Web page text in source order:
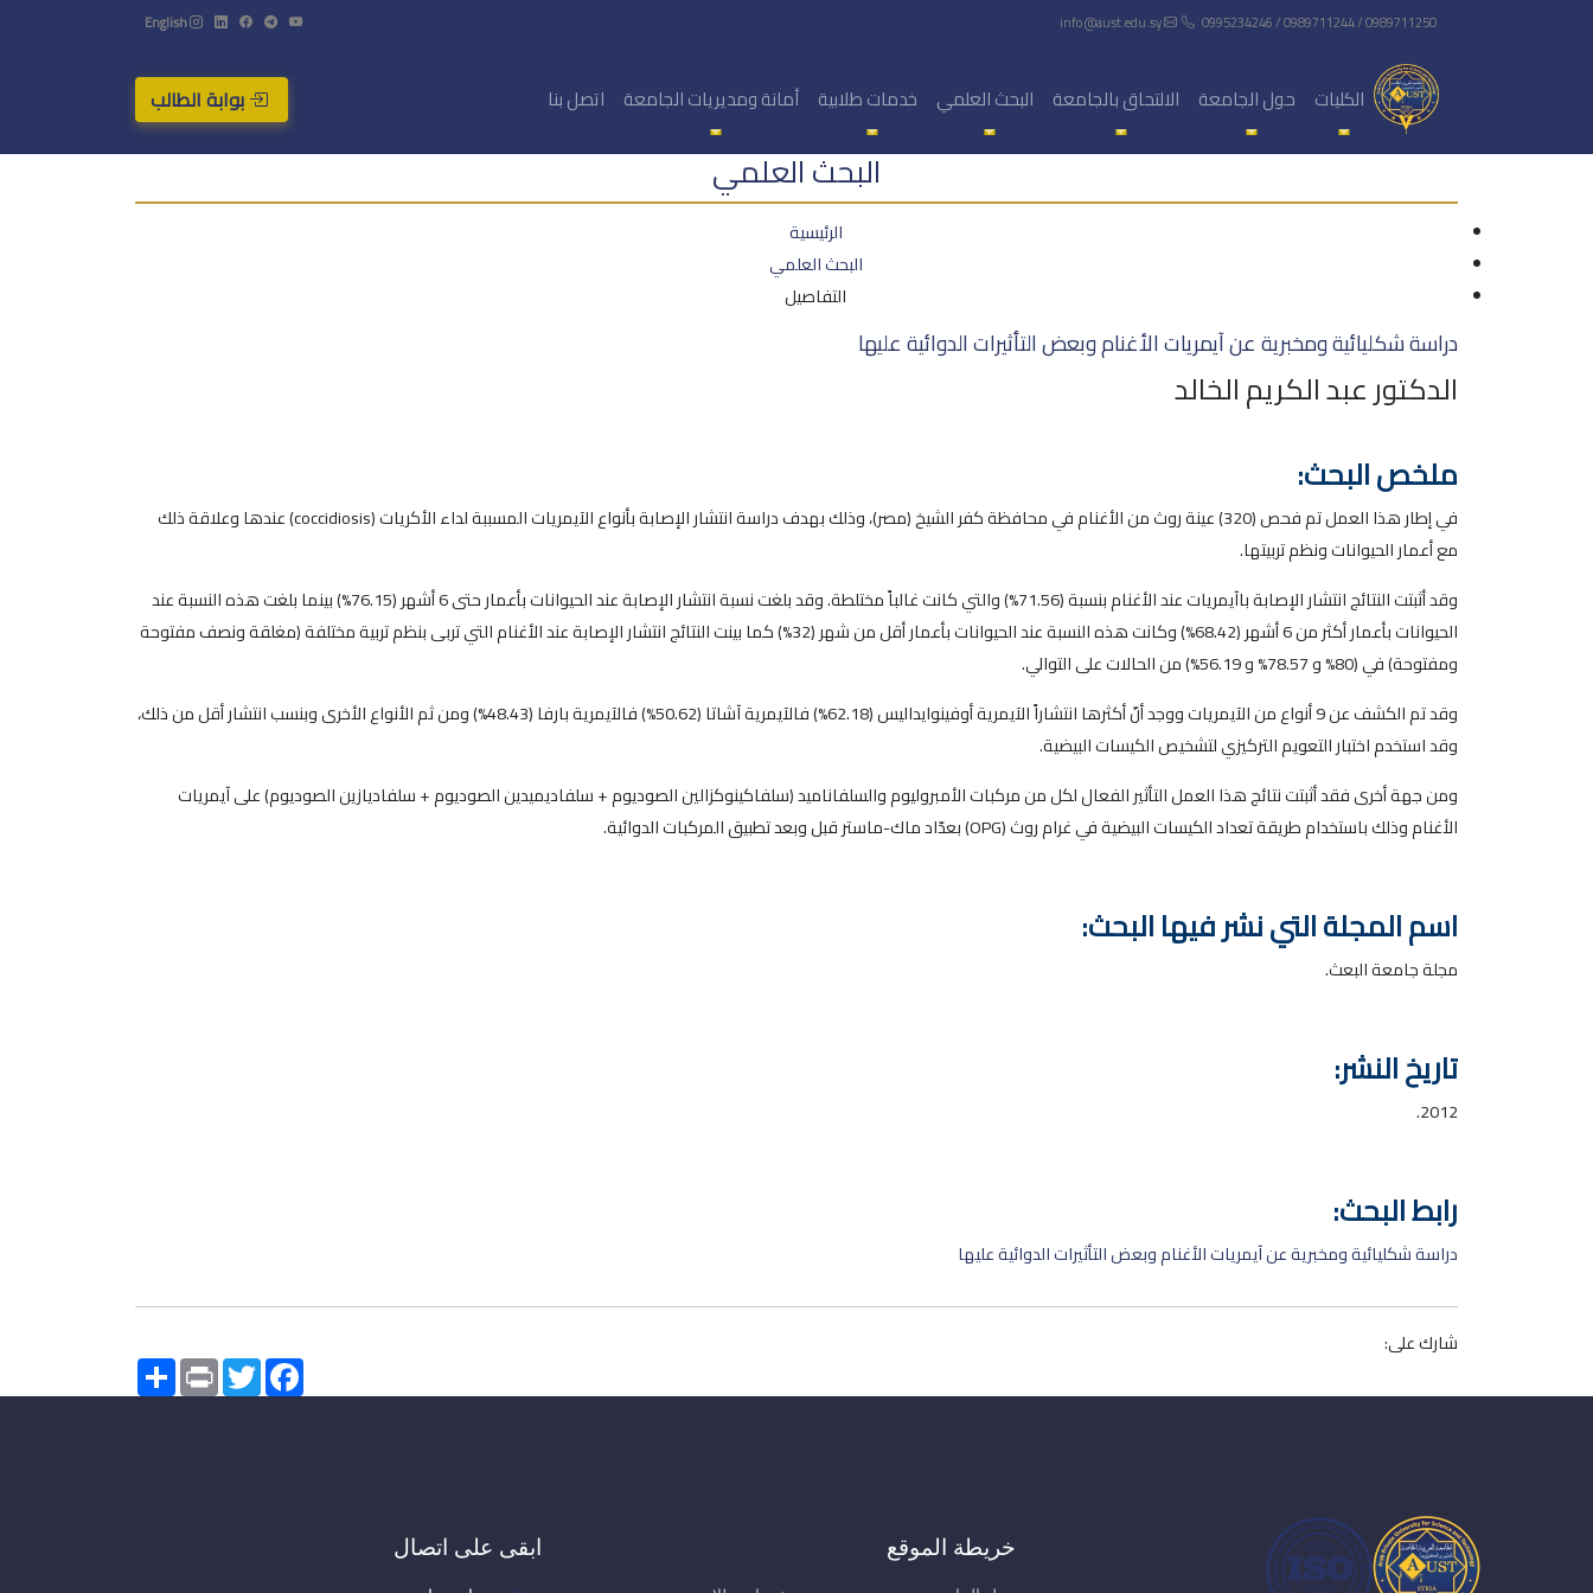
0995234246 / 0989711244 / 0989711250
English
الكليات حول الجامعة الالتحاق بالجامعة البحث العلمي خدمات طلابية أمانة ومديريات الجامعة اتصل بنا بوابة الطالب
البحث العلمي
الرئيسية
البحث العلمي
التفاصيل
دراسة شكليائية ومخبرية عن آيمريات الأغنام وبعض التأثيرات الدوائية عليها
الدكتور عبد الكريم الخالد
ملخص البحث:
في إطار هذا العمل تم فحص (320) عينة روث من الأغنام في محافظة كفر الشيخ (مصر)، وذلك بهدف دراسة انتشار الإصابة بأنواع الآيمريات المسببة لداء الأكريات (coccidiosis) عندها وعلاقة ذلك
مع أعمار الحيوانات ونظم تربيتها.
وقد أثبتت النتائج انتشار الإصابة باآيمريات عند الأغنام بنسبة (71.56%) والتي كانت غالباً مختلطة. وقد بلغت نسبة انتشار الإصابة عند الحيوانات بأعمار حتى 6 أشهر (76.15%) بينما بلغت هذه النسبة عند
الحيوانات بأعمار أكثر من 6 أشهر (68.42%) وكانت هذه النسبة عند الحيوانات بأعمار أقل من شهر (32%) كما بينت النتائج انتشار الإصابة عند الأغنام التي تربى بنظم تربية مختلفة (مغلقة ونصف مفتوحة
ومفتوحة) في (80% و 78.57% و 56.19%) من الحالات على التوالي.
وقد تم الكشف عن 9 أنواع من الآيمريات ووجد أنّ أكثرها انتشاراً الآيمرية أوفينوايداليس (62.18%) فالآيمرية آشاتا (50.62%) فالآيمرية بارفا (48.43%) ومن ثم الأنواع الأخرى وبنسب انتشار أقل من ذلك،
وقد استخدم اختبار التعويم التركيزي لتشخيص الكيسات البيضية.
ومن جهة أخرى فقد أثبتت نتائج هذا العمل التأثير الفعال لكل من مركبات الأمبروليوم والسلفاناميد (سلفاكينوكزالين الصوديوم + سلفاديميدين الصوديوم + سلفاديازين الصوديوم) على آيمريات
الأغنام وذلك باستخدام طريقة تعداد الكيسات البيضية في غرام روث (OPG) بعدّاد ماك-ماستر قبل وبعد تطبيق المركبات الدوائية.
اسم المجلة التي نشر فيها البحث:
مجلة جامعة البعث.
تاريخ النشر:
2012.
رابط البحث:
دراسة شكليائية ومخبرية عن آيمريات الأغنام وبعض التأثيرات الدوائية عليها
شارك على:
Share PrintTwitterFacebook
خريطة الموقع ابقى على اتصال